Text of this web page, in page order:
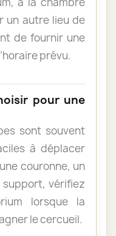
un autre lieu de
de fournir une
prévu.
pour une
sont souvent
à déplacer
couronne, un
vérifiez
lorsque la
le cercueil.